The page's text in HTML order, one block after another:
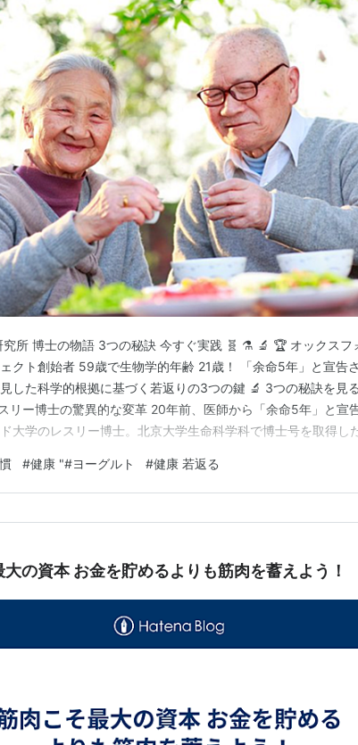
究所 博士の物語 3つの秘訣 今すぐ実践 🧬 ⚗️ 🔬 🏆 オックスフ
クト創始者 59歳で生物学的年齢 21歳！ 「余命5年」と宣告
した科学的根拠に基づく若返りの3つの鍵 🔬 3つの秘訣を見
リー博士の驚異的な変革 20年前、医師から「余命5年」と宣
大学のレスリー博士。北京大学生命科学科で博士号を取得し
年前の危機 • 慢性疲労と原因不明の体調不良 • 医師から「
#健康 "#ヨーグルト #健康 若返る
の資本 お金を貯めるよりも筋肉を蓄えよう！